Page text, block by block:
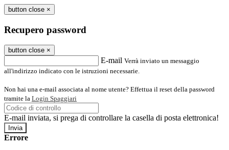
button close ×
Recupero password
button close ×
E-mail Verrà inviato un messaggio
all'indirizzo indicato con le istruzioni necessarie.
Non hai una e-mail associata al nome utente? Effettua il reset della password
tramite la Login Spaggiari
E-mail inviata, si prega di controllare la casella di posta elettronica!
Errore